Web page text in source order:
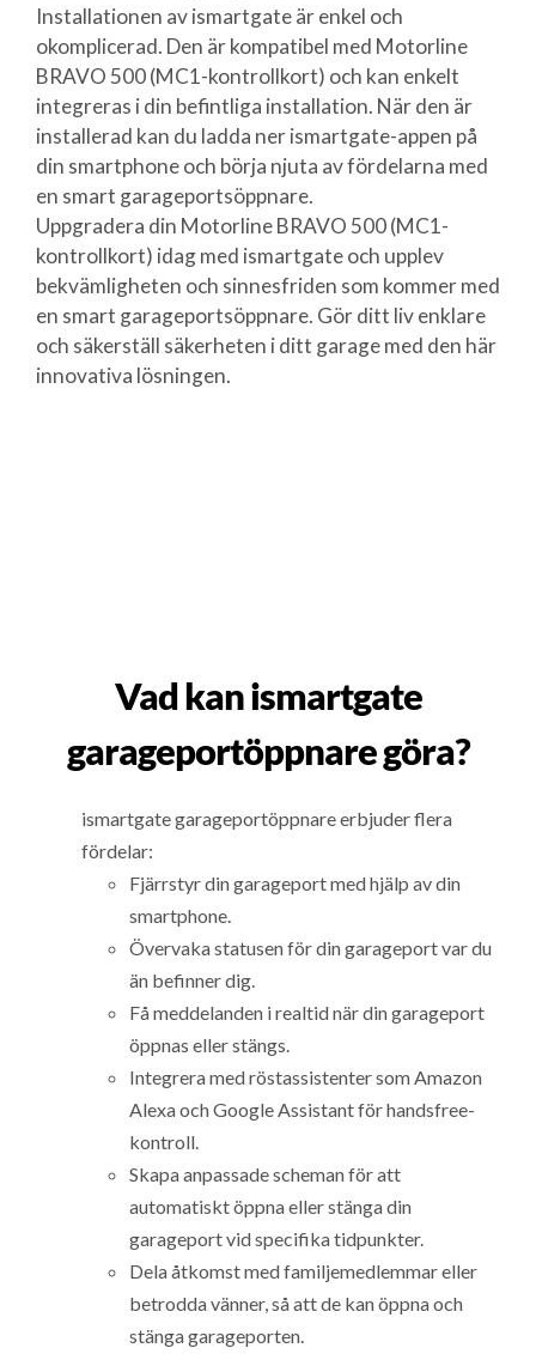
Installationen av ismartgate är enkel och
okomplicerad. Den är kompatibel med Motorline
BRAVO 500 (MC1-kontrollkort) och kan enkelt
integreras i din befintliga installation. När den är
installerad kan du ladda ner ismartgate-appen på
din smartphone och börja njuta av fördelarna med
en smart garageportsöppnare.
Uppgradera din Motorline BRAVO 500 (MC1-
kontrollkort) idag med ismartgate och upplev
bekvämligheten och sinnesfriden som kommer med
en smart garageportsöppnare. Gör ditt liv enklare
och säkerställ säkerheten i ditt garage med den här
innovativa lösningen.
Vad kan ismartgate
garageportöppnare göra?
ismartgate garageportöppnare erbjuder flera
fördelar:
Fjärrstyr din garageport med hjälp av din
smartphone.
Övervaka statusen för din garageport var du
än befinner dig.
Få meddelanden i realtid när din garageport
öppnas eller stängs.
Integrera med röstassistenter som Amazon
Alexa och Google Assistant för handsfree-
kontroll.
Skapa anpassade scheman för att
automatiskt öppna eller stänga din
garageport vid specifika tidpunkter.
Dela åtkomst med familjemedlemmar eller
betrodda vänner, så att de kan öppna och
stänga garageporten.